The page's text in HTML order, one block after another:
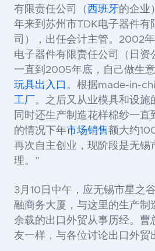
有限责任公司（ 西班牙的企业
年来到苏州市TDK电子器件有
司），出任会计主管。2002
电子器件有限责任公司（日资
一直到2005年底，自己做生
玩具出入口 。根据made-in-
工厂
。之后又从业模具和设施
同时还生产制造花样棉纱一直
的情况下年市场销售额大约
再次自主创业，现阶段是无锡
理。”
3月10日中午，应无锡市星之
融商务大厦，与这里的生产制
余载的出口外贸从事历经。曹
友一样，与各位讨论出口外贸